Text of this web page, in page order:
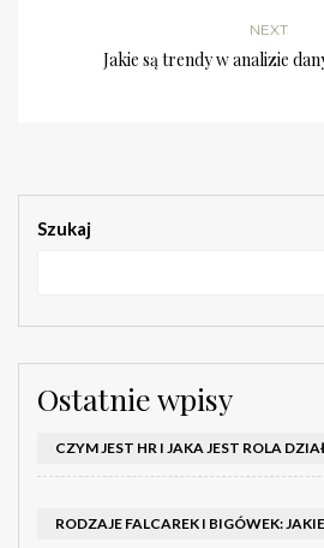
NEXT
Jakie są trendy w analizie
Szukaj
Ostatnie wpisy
CZYM JEST HR I JAKA JEST ROLA